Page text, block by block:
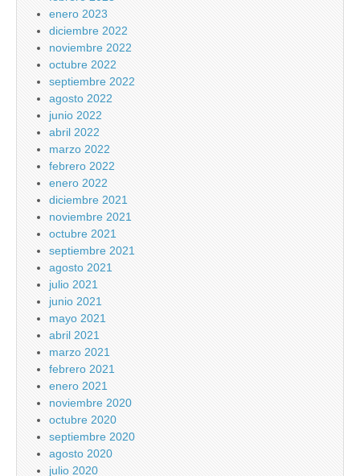
enero 2023
diciembre 2022
noviembre 2022
octubre 2022
septiembre 2022
agosto 2022
junio 2022
abril 2022
marzo 2022
febrero 2022
enero 2022
diciembre 2021
noviembre 2021
octubre 2021
septiembre 2021
agosto 2021
julio 2021
junio 2021
mayo 2021
abril 2021
marzo 2021
febrero 2021
enero 2021
noviembre 2020
octubre 2020
septiembre 2020
agosto 2020
julio 2020